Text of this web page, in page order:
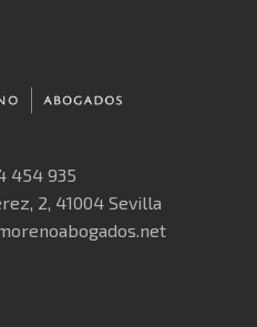
454 935
2, 41004 Sevilla